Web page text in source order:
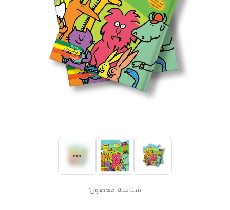
شناسه محصول: